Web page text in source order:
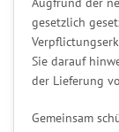
gesetzlich
Sie darauf
der Lieferung
Gemeinsam